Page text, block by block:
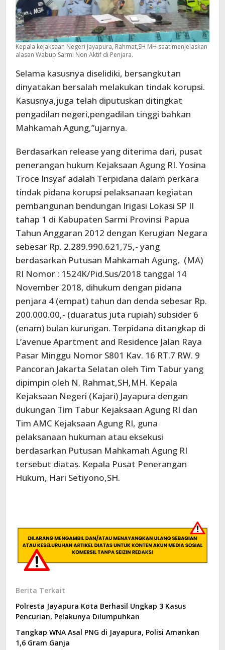
Kepala kejaksaan Negeri Jayapura, Rahmat,SH MH saat menjelaskan
alasan Wabup Sarmi Non Aktif di Penjara.
Selama kasusnya diselidiki, bersangkutan
dinyatakan bersalah melakukan tindak korupsi.
Kasusnya,juga telah diputuskan ditingkat
pengadilan negeri,pengadilan tinggi bahkan
Mahkamah Agung,”ujarnya.
Berdasarkan release yang diterima dari, pusat
penerangan hukum Kejaksaan Agung RI. Yosina
Troce Insyaf adalah Terpidana dalam perkara
tindak pidana korupsi pelaksanaan kegiatan
pembangunan bendungan Irigasi Lokasi SP II
tahap 1 di Kabupaten Sarmi Provinsi Papua
Tahun Anggaran 2012 dengan Kerugian Negara
sebesar Rp. 2.289.990.621,75,- yang
berdasarkan Putusan Mahkamah Agung, (MA)
RI Nomor : 1524K/Pid.Sus/2018 tanggal 14
November 2018, dihukum dengan pidana
penjara 4 (empat) tahun dan denda sebesar Rp.
200.000.00,- (duaratus juta rupiah) subsider 6
(enam) bulan kurungan. Terpidana ditangkap di
L’avenue Apartment and Residence Jalan Raya
Pasar Minggu Nomor S801 Kav. 16 RT.7 RW. 9
Pancoran Jakarta Selatan oleh Tim Tabur yang
dipimpin oleh N. Rahmat,SH,MH. Kepala
Kejaksaan Negeri (Kajari) Jayapura dengan
dukungan Tim Tabur Kejaksaan Agung RI dan
Tim AMC Kejaksaan Agung RI, guna
pelaksanaan hukuman atau eksekusi
berdasarkan Putusan Mahkamah Agung RI
tersebut diatas. Kepala Pusat Penerangan
Hukum, Hari Setiyono,SH.
Berita Terkait
Polresta Jayapura Kota Berhasil Ungkap 3 Kasus
Pencurian, Pelakunya Dilumpuhkan
Tangkap WNA Asal PNG di Jayapura, Polisi Amankan
1,6 Gram Ganja